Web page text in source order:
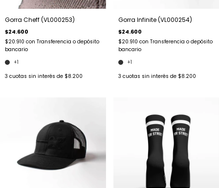
Gorra Cheff (VL000253)
$24.600
$20.910 con Transferencia o depósito
bancario
+1
3 cuotas sin interés de $8.200
Gorra Infinite (VL000254)
$24.600
$20.910 con Transferencia o depósito
bancario
+1
3 cuotas sin interés de $8.200